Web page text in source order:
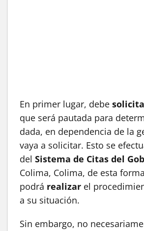
En primer lugar, debe
que será pautada para
dada, en dependencia de la
vaya a solicitar. Esto se
del Sistema de Citas del
Colima, Colima, de esta forma
podrá realizar el
a su situación.
Sin embargo, no